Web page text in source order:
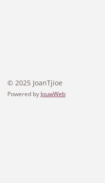
© 2025 JoanTjioe
Powered by JouwWeb